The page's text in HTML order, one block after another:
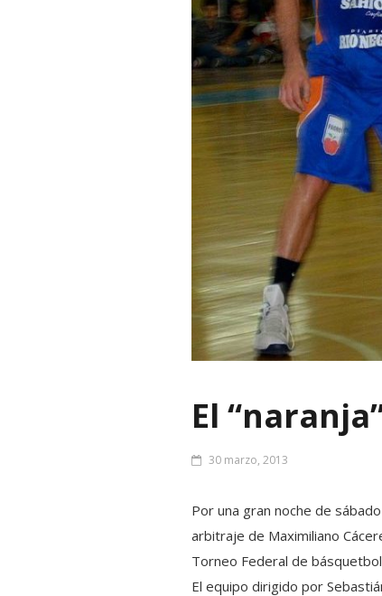
El
30 marzo, 2013
Por una gran noche de
arbitraje de Maximiliano
Torneo Federal de
El equipo dirigido por